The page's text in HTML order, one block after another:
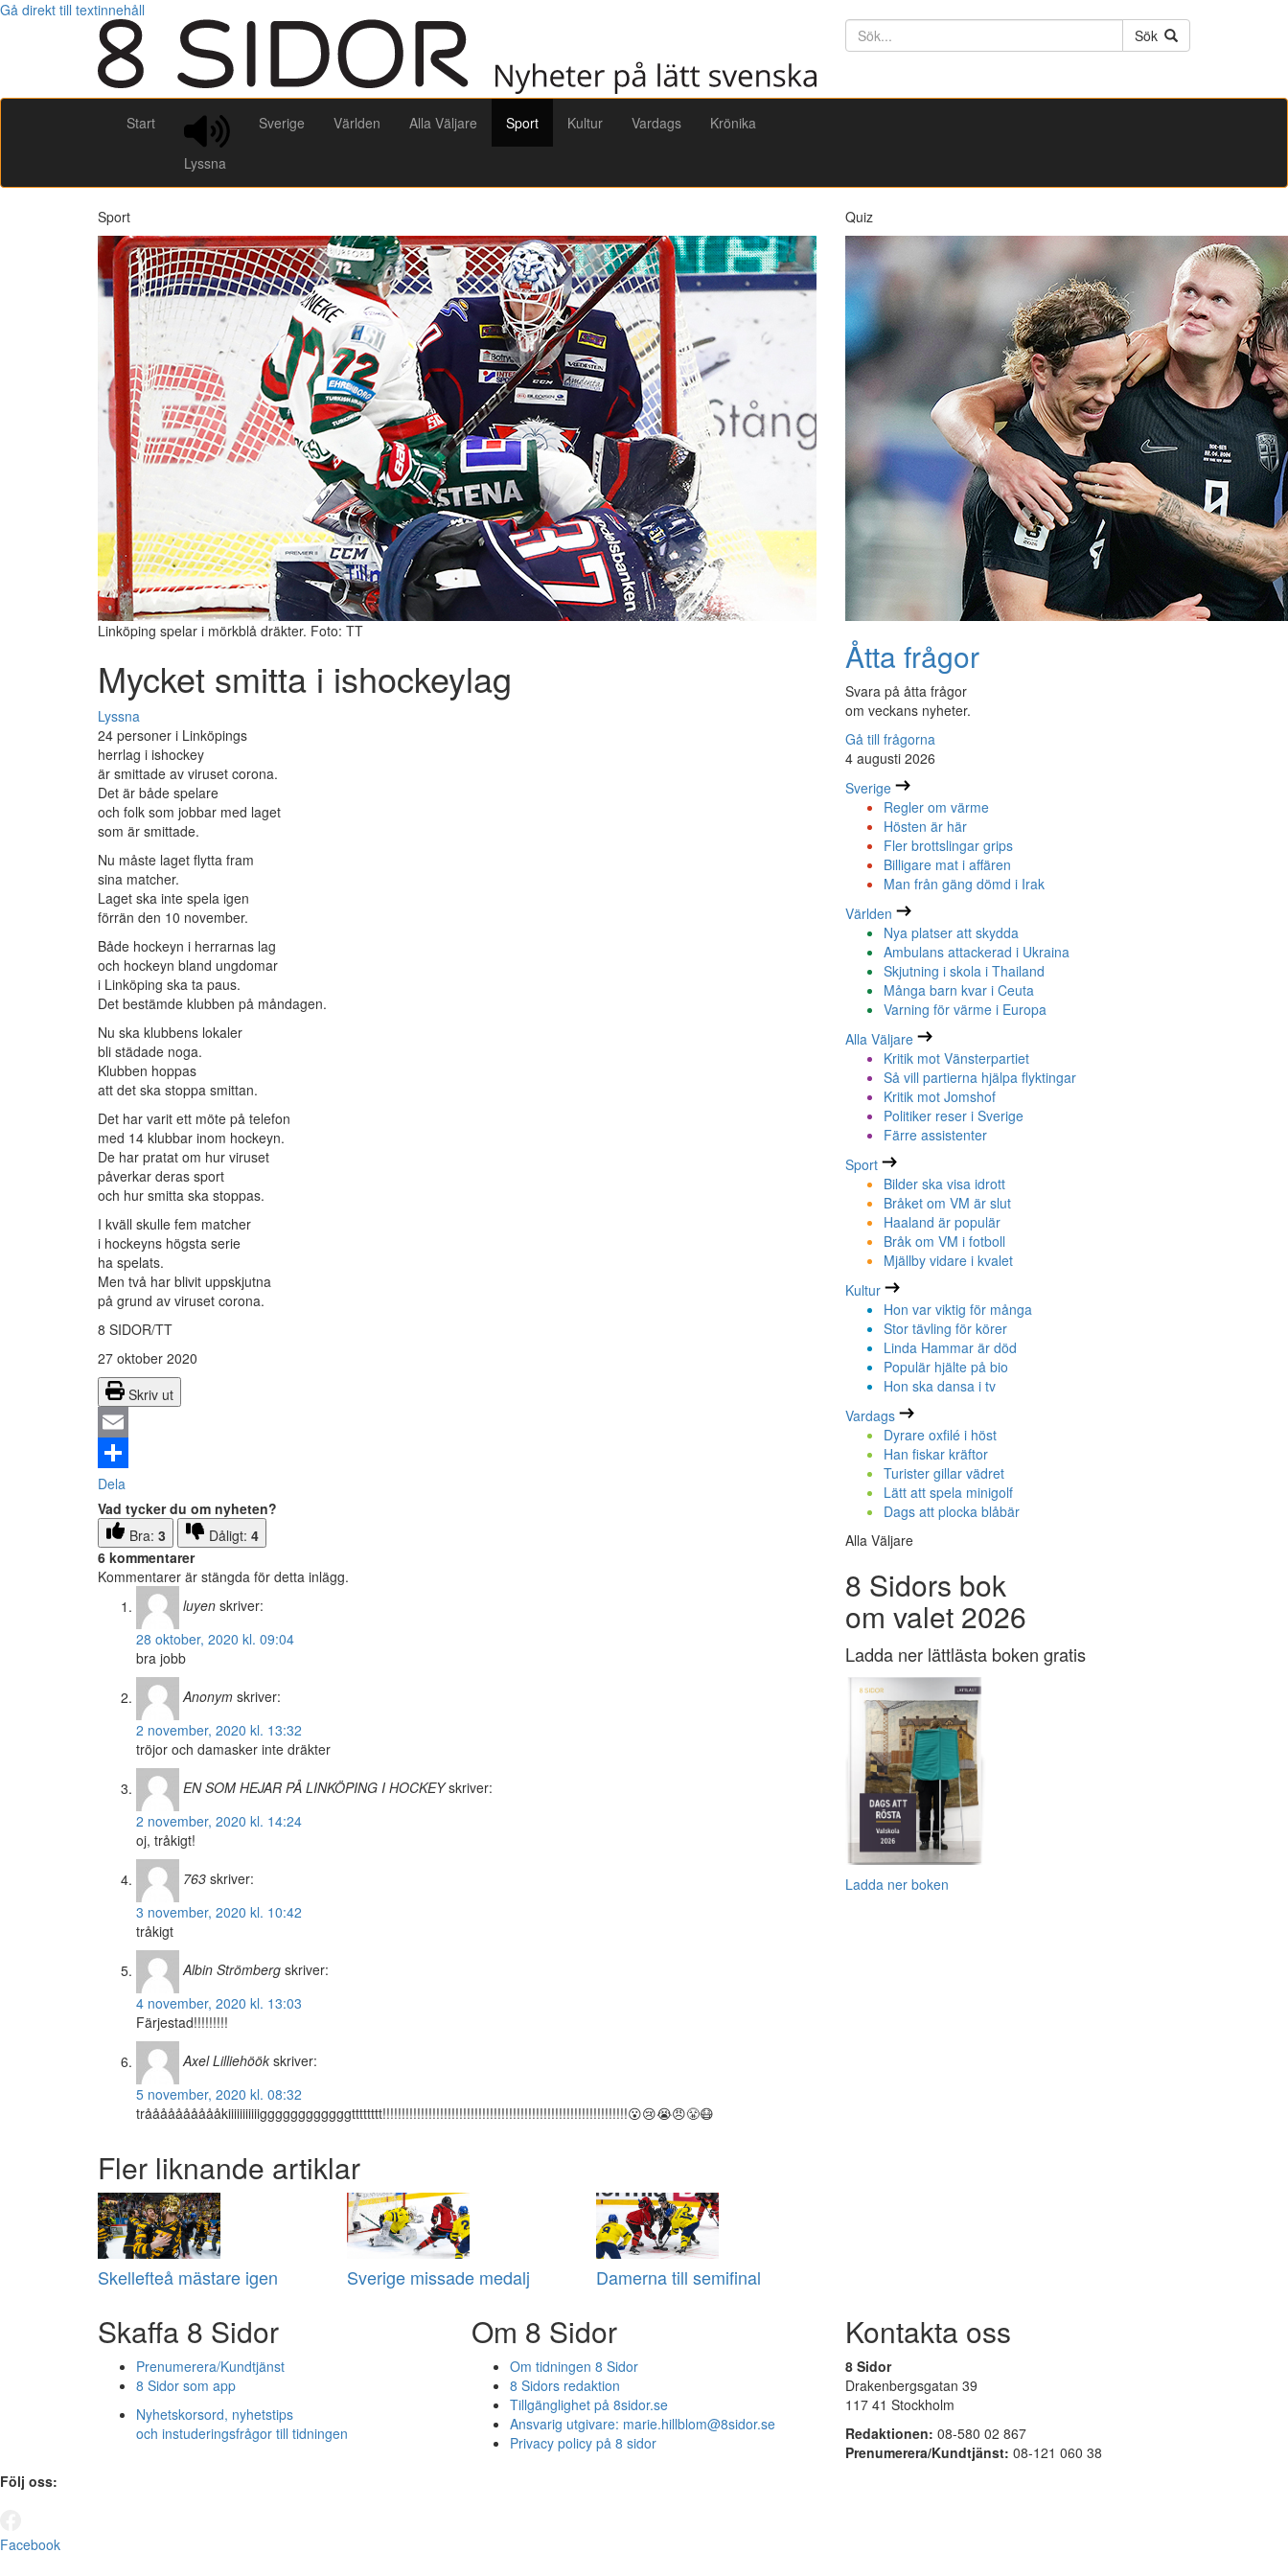
Gå direkt till textinnehåll
Söktext
Sök
Start
Lyssna
Sverige Världen Alla Väljare Sport Kultur Vardags Krönika
Sport
Linköping spelar i mörkblå dräkter. Foto: TT
Mycket smitta i ishockeylag
Lyssna
24 personer i Linköpings
herrlag i ishockey
är smittade av viruset corona.
Det är både spelare
och folk som jobbar med laget
som är smittade.
Nu måste laget flytta fram
sina matcher.
Laget ska inte spela igen
förrän den 10 november.
Både hockeyn i herrarnas lag
och hockeyn bland ungdomar
i Linköping ska ta paus.
Det bestämde klubben på måndagen.
Nu ska klubbens lokaler
bli städade noga.
Klubben hoppas
att det ska stoppa smittan.
Det har varit ett möte på telefon
med 14 klubbar inom hockeyn.
De har pratat om hur viruset
påverkar deras sport
och hur smitta ska stoppas.
I kväll skulle fem matcher
i hockeyns högsta serie
ha spelats.
Men två har blivit uppskjutna
på grund av viruset corona.
8 SIDOR/TT
27 oktober 2020
Skriv ut
Email
Dela
Vad tycker du om nyheten?
Bra: 3 Dåligt: 4
6 kommentarer
Kommentarer är stängda för detta inlägg.
luyen skriver:
28 oktober, 2020 kl. 09:04
bra jobb
Anonym skriver:
2 november, 2020 kl. 13:32
tröjor och damasker inte dräkter
EN SOM HEJAR PÅ LINKÖPING I HOCKEY skriver:
2 november, 2020 kl. 14:24
oj, tråkigt!
763 skriver:
3 november, 2020 kl. 10:42
tråkigt
Albin Strömberg skriver:
4 november, 2020 kl. 13:03
Färjestad!!!!!!!!!
Axel Lilliehöök skriver:
5 november, 2020 kl. 08:32
trååååååååååkiiiiiiiiiiiggggggggggggtttttttt!!!!!!!!!!!!!!!!!!!!!!!!!!!!!!!!!!!!!!!!!!!!!!!!!!!!!!!!!!!!!!!!😮😢😭😠😤😷
Fler liknande artiklar
Skellefteå mästare igen Sverige missade medalj Damerna till semifinal
Quiz
Åtta frågor
Svara på åtta frågor
om veckans nyheter.
Gå till frågorna
4 augusti 2026
Sverige
Regler om värme
Hösten är här
Fler brottslingar grips
Billigare mat i affären
Man från gäng dömd i Irak
Världen
Nya platser att skydda
Ambulans attackerad i Ukraina
Skjutning i skola i Thailand
Många barn kvar i Ceuta
Varning för värme i Europa
Alla Väljare
Kritik mot Vänsterpartiet
Så vill partierna hjälpa flyktingar
Kritik mot Jomshof
Politiker reser i Sverige
Färre assistenter
Sport
Bilder ska visa idrott
Bråket om VM är slut
Haaland är populär
Bråk om VM i fotboll
Mjällby vidare i kvalet
Kultur
Hon var viktig för många
Stor tävling för körer
Linda Hammar är död
Populär hjälte på bio
Hon ska dansa i tv
Vardags
Dyrare oxfilé i höst
Han fiskar kräftor
Turister gillar vädret
Lätt att spela minigolf
Dags att plocka blåbär
Alla Väljare
8 Sidors bok
om valet 2026
Ladda ner lättlästa boken gratis
Ladda ner boken
Skaffa 8 Sidor
Prenumerera/Kundtjänst
8 Sidor som app
Nyhetskorsord, nyhetstips
och instuderingsfrågor till tidningen
Om 8 Sidor
Om tidningen 8 Sidor
8 Sidors redaktion
Tillgänglighet på 8sidor.se
Ansvarig utgivare: marie.hillblom@8sidor.se
Privacy policy på 8 sidor
Kontakta oss
8 Sidor
Drakenbergsgatan 39
117 41 Stockholm
Redaktionen: 08-580 02 867
Prenumerera/Kundtjänst: 08-121 060 38
Följ oss:
Facebook